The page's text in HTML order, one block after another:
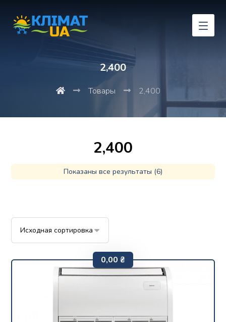
2,400
Товары 2,400
2,400
Показаны все результаты (6)
0,00 ₴